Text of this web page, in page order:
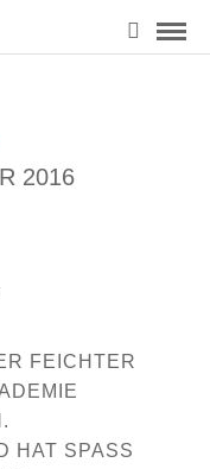
2016
FEICHTER
SPASS G